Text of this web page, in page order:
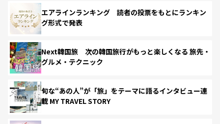
エアラインランキング 読者の投票をもとにランキン
グ形式で発表
Next韓国旅 次の韓国旅行がもっと楽しくなる 旅先・
グルメ・テクニック
旬な“あの人”が「旅」をテーマに語るインタビュー連
載 MY TRAVEL STORY